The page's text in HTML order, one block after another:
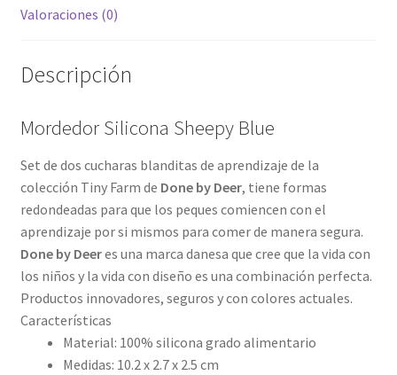
Valoraciones (0)
Descripción
Mordedor Silicona Sheepy Blue
Set de dos cucharas blanditas de aprendizaje de la
colección Tiny Farm de Done by Deer, tiene formas
redondeadas para que los peques comiencen con el
aprendizaje por si mismos para comer de manera segura.
Done by Deeres una marca danesa que cree que la vida con
los niños y la vida con diseño es una combinación perfecta.
Productos innovadores, seguros y con colores actuales.
Características
Material: 100% silicona grado alimentario
Medidas: 10.2 x 2.7 x 2.5 cm